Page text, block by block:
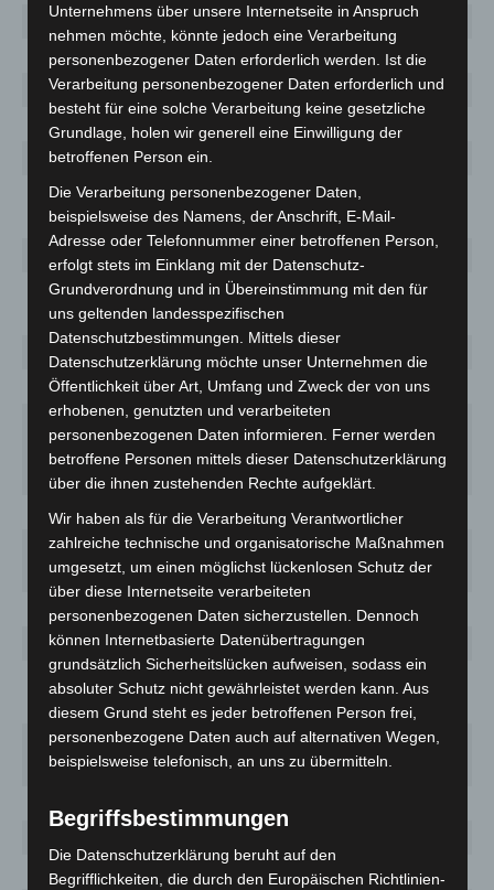
Heidekreis 2093 (+6) 1 487,8
30
Helmstedt
1445 (+9) 1 582,7
75
Hildesheim
5594 (+45) 2 028,2
240
Holzminden
918 (+13) 1 302,9
24
Leer
1785 (+24)
Lüchow-
Dannenberg
478 (+2) 987,4 17
Lüneburg 1807 981,3
Nienburg
(Weser)
2392 (+41)
Northeim 1383 (+6) 1 045,5
33
Oldenburg
3166 (+14) 2 418,8
56
Oldenburg
(Oldb),
Stadt
2383 (+14) 1 409,4 63
Osnabrück 10346 (+45) 2 889,3
212
Osnabrück,
Stadt
4149 (+23) 2 510,7 93
Osterholz 1692 (+12) 1 485,1
36
Peine
2839 (+16) 2 106,1
Rotenburg
(Wümme)
2337 (+4) 1 426,9 32
Salzgitter,
Stadt
2359 (+45) 2 261,9 106
Uelzen
1251 (+29) 1 354,1
120
Unternehmens über unsere Internetseite in Anspruch
nehmen möchte, könnte jedoch eine Verarbeitung
personenbezogener Daten erforderlich werden. Ist die
Verarbeitung personenbezogener Daten erforderlich und
besteht für eine solche Verarbeitung keine gesetzliche
Grundlage, holen wir generell eine Einwilligung der
betroffenen Person ein.
Die Verarbeitung personenbezogener Daten,
beispielsweise des Namens, der Anschrift, E-Mail-
Adresse oder Telefonnummer einer betroffenen Person,
erfolgt stets im Einklang mit der Datenschutz-
Grundverordnung und in Übereinstimmung mit den für
uns geltenden landesspezifischen
Datenschutzbestimmungen. Mittels dieser
Datenschutzerklärung möchte unser Unternehmen die
Öffentlichkeit über Art, Umfang und Zweck der von uns
erhobenen, genutzten und verarbeiteten
personenbezogenen Daten informieren. Ferner werden
betroffene Personen mittels dieser Datenschutzerklärung
über die ihnen zustehenden Rechte aufgeklärt.
Wir haben als für die Verarbeitung Verantwortlicher
zahlreiche technische und organisatorische Maßnahmen
umgesetzt, um einen möglichst lückenlosen Schutz der
über diese Internetseite verarbeiteten
personenbezogenen Daten sicherzustellen. Dennoch
können Internetbasierte Datenübertragungen
grundsätzlich Sicherheitslücken aufweisen, sodass ein
absoluter Schutz nicht gewährleistet werden kann. Aus
diesem Grund steht es jeder betroffenen Person frei,
personenbezogene Daten auch auf alternativen Wegen,
beispielsweise telefonisch, an uns zu übermitteln.
Begriffsbestimmungen
Die Datenschutzerklärung beruht auf den
Begrifflichkeiten, die durch den Europäischen Richtlinien-